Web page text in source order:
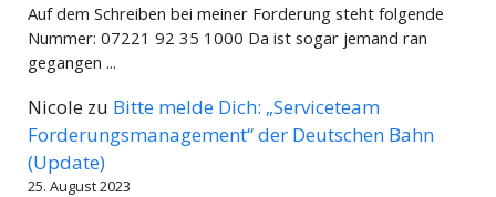
Auf dem Schreiben bei meiner Forderung steht folgende
Nummer: 07221 92 35 1000 Da ist sogar jemand ran
gegangen ...
Nicole zu Bitte melde Dich: „Serviceteam
Forderungsmanagement“ der Deutschen Bahn
(Update)
25. August 2023